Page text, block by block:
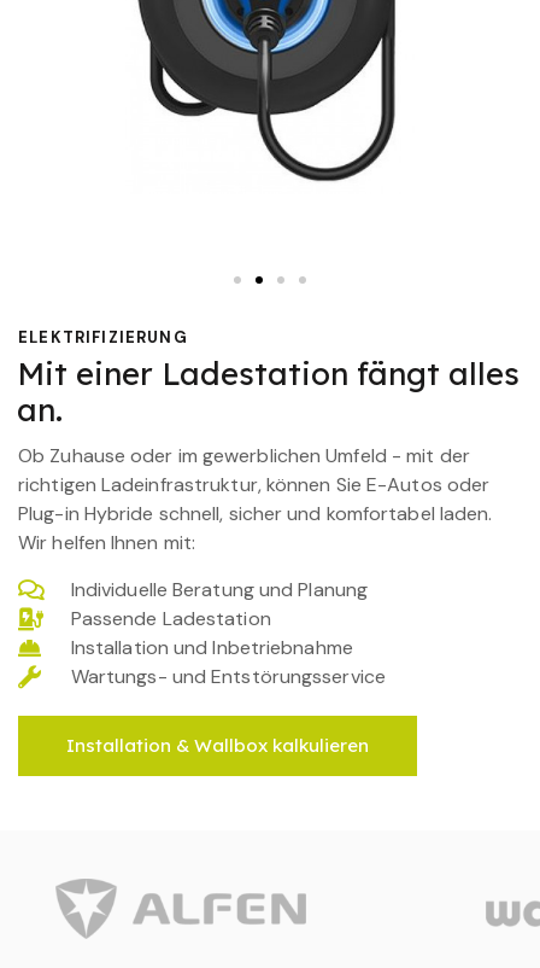
ELEKTRIFIZIERUNG
Mit einer Ladestation fängt alles
an.
Ob Zuhause oder im gewerblichen Umfeld - mit der
richtigen Ladeinfrastruktur, können Sie E-Autos oder
Plug-in Hybride schnell, sicher und komfortabel laden.
Wir helfen Ihnen mit:
Individuelle Beratung und Planung
Passende Ladestation
Installation und Inbetriebnahme
Wartungs- und Entstörungsservice
Installation & Wallbox kalkulieren